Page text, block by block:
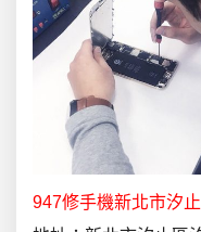
947修手機新北市汐